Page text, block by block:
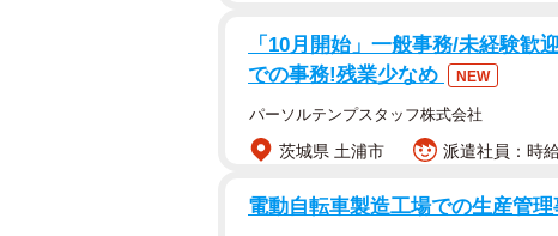
「10月開始」一般事務/未経験
での事務!残業少なめ
NEW
パーソルテンプスタッフ株式会社
茨城県 土浦市 派遣社員：時
電動自転車製造工場での生産管理